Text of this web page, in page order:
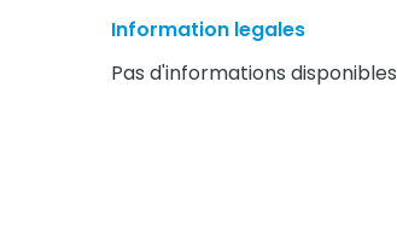
Information legales
Pas d'informations disponibles